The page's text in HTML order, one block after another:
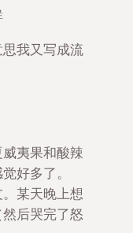
我又写成流
夷果和酸辣
好多了。
某天晚上想
后哭完了怒